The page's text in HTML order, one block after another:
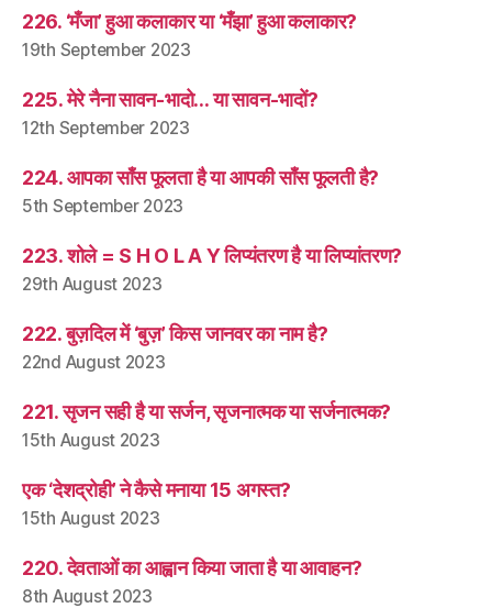
226. ‘मँजा’ हुआ कलाकार या ‘मँझा’ हुआ कलाकार?
19th September 2023
225. मेरे नैना सावन-भादो… या सावन-भादों?
12th September 2023
224. आपका साँस फूलता है या आपकी साँस फूलती है?
5th September 2023
223. शोले = S H O L A Y लिप्यंतरण है या लिप्यांतरण?
29th August 2023
222. बुज़दिल में ‘बुज़’ किस जानवर का नाम है?
22nd August 2023
221. सृजन सही है या सर्जन, सृजनात्मक या सर्जनात्मक?
15th August 2023
एक ‘देशद्रोही’ ने कैसे मनाया 15 अगस्त?
15th August 2023
220. देवताओं का आह्वान किया जाता है या आवाहन?
8th August 2023